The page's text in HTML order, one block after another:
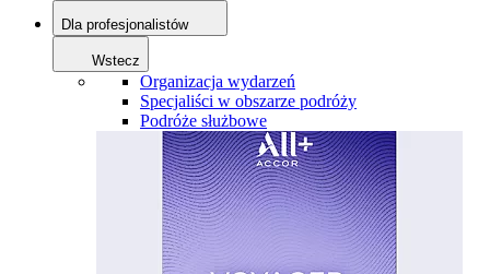
Dla profesjonalistów
Wstecz
Organizacja wydarzeń
Specjaliści w obszarze podróży
Podróże służbowe